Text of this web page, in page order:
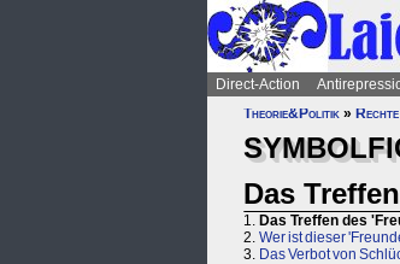
Direct-Action
Theorie&Politik »
Das
1. Das Treffen des
2. Wer ist dieser
3. Das Verbot von